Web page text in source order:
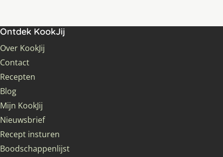
Ontdek KookJij
Over KookJij
Contact
Recepten
Blog
Mijn KookJij
Nieuwsbrief
Recept insturen
Boodschappenlijst